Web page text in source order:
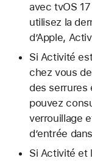
avec tvOS
utilisez la
d’Apple,
Si Activité
chez vous
des serrures
pouvez
verrouillage
d’entrée
Si Activité et